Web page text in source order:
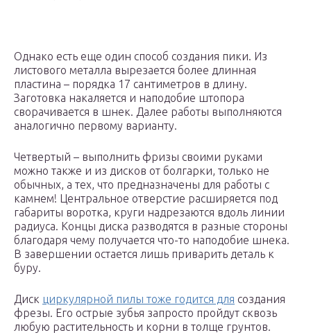
Однако есть еще один способ создания пики. Из
листового металла вырезается более длинная
пластина – порядка 17 сантиметров в длину.
Заготовка накаляется и наподобие штопора
сворачивается в шнек. Далее работы выполняются
аналогично первому варианту.
Четвертый – выполнить фризы своими руками
можно также и из дисков от болгарки, только не
обычных, а тех, что предназначены для работы с
камнем! Центральное отверстие расширяется под
габариты воротка, круги надрезаются вдоль линии
радиуса. Концы диска разводятся в разные стороны
благодаря чему получается что-то наподобие шнека.
В завершении остается лишь приварить деталь к
буру.
Диск циркулярной пилы тоже годится для создания
фрезы. Его острые зубья запросто пройдут сквозь
любую растительность и корни в толще грунтов.